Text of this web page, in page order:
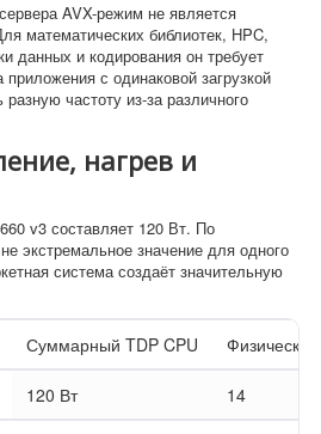
AVX-режим не является
математических библиотек, HPC,
данных и кодирования он требует
с одинаковой загрузкой
частоту из-за различного
нагрев и
v3 составляет 120 Вт. По
экстремальное значение для одного
система создаёт значительную
Суммарный TDP CPU
120 Вт 14